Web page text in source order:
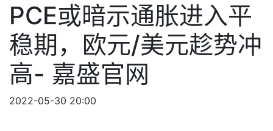
PCE或暗示通胀进入平
稳期，欧元/美元趁势冲
高- 嘉盛官网
2022-05-30 20:00